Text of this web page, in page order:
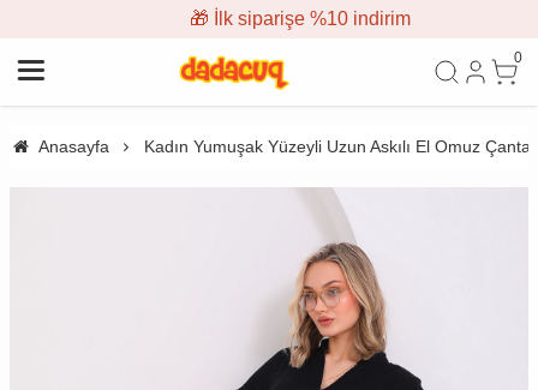
🎁 İlk siparişe %10 indirim
0
Anasayfa Kadın Yumuşak Yüzeyli Uzun Askılı El Omuz